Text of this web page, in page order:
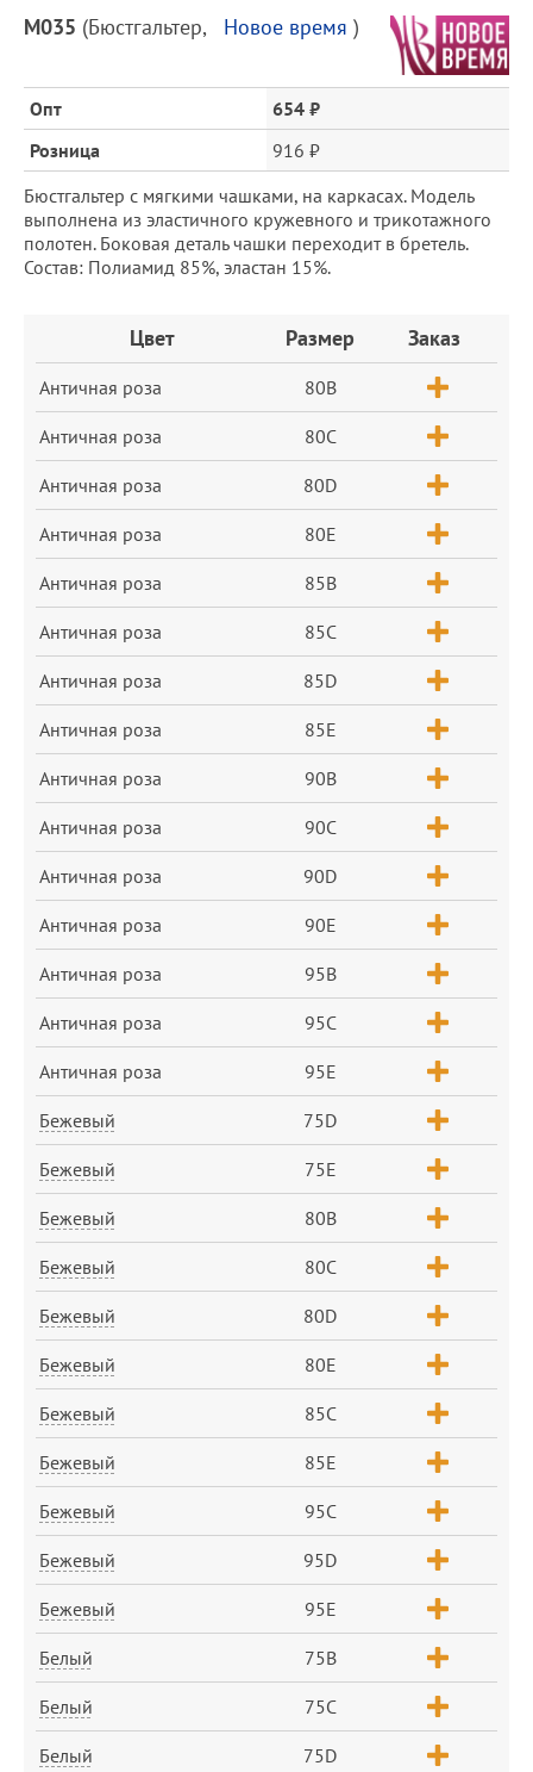
Описание
товара
цена
М035 (Бюстгальтер, Новое время )
Опт
654 ₽
Розница
916 ₽
Бюстгальтер с мягкими чашками, на каркасах. Модель
выполнена из эластичного кружевного и трикотажного
полотен. Боковая деталь чашки переходит в бретель.
Состав: Полиамид 85%, эластан 15%.
Цвет Размер Заказ
Античная роза 80B
Античная роза 80C
Античная роза 80D
Античная роза 80E
Античная роза 85B
Античная роза 85C
Античная роза 85D
Античная роза 85E
Античная роза 90B
Античная роза 90C
Античная роза 90D
Античная роза 90E
Античная роза 95B
Античная роза 95C
Античная роза 95E
Бежевый 75D
Бежевый 75E
Бежевый 80B
Бежевый 80C
Бежевый 80D
Бежевый 80E
Бежевый 85C
Бежевый 85E
Бежевый 95C
Бежевый 95D
Бежевый 95E
Белый 75B
Белый 75C
Белый 75D